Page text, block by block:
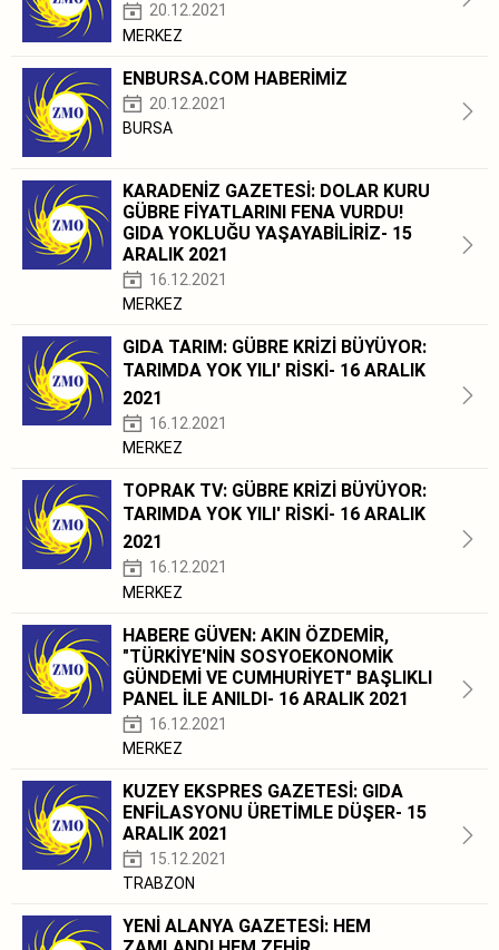
20.12.2021
MERKEZ
ENBURSA.COM HABERİMİZ
20.12.2021
BURSA
KARADENİZ GAZETESİ: DOLAR KURU
GÜBRE FİYATLARINI FENA VURDU!
GIDA YOKLUĞU YAŞAYABİLİRİZ- 15
ARALIK 2021
16.12.2021
MERKEZ
GIDA TARIM: GÜBRE KRİZİ BÜYÜYOR:
TARIMDA YOK YILI' RİSKİ- 16 ARALIK
2021
16.12.2021
MERKEZ
TOPRAK TV: GÜBRE KRİZİ BÜYÜYOR:
TARIMDA YOK YILI' RİSKİ- 16 ARALIK
2021
16.12.2021
MERKEZ
HABERE GÜVEN: AKIN ÖZDEMİR,
"TÜRKİYE'NİN SOSYOEKONOMİK
GÜNDEMİ VE CUMHURİYET" BAŞLIKLI
PANEL İLE ANILDI- 16 ARALIK 2021
16.12.2021
MERKEZ
KUZEY EKSPRES GAZETESİ: GIDA
ENFİLASYONU ÜRETİMLE DÜŞER- 15
ARALIK 2021
15.12.2021
TRABZON
YENİ ALANYA GAZETESİ: HEM